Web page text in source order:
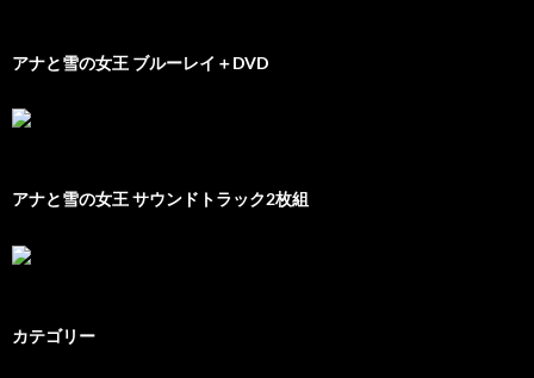
アナと雪の女王 ブルーレイ＋DVD
アナと雪の女王 サウンドトラック2枚組
カテゴリー